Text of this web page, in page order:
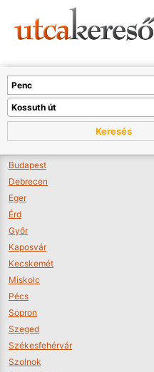
Keresés
Budapest
Debrecen
Eger
Érd
Győr
Kaposvár
Kecskemét
Miskolc
Pécs
Sopron
Szeged
Székesfehérvár
Szolnok
A térképet kicsinyíteni kell, hogy
Boltok látszódjanak >>